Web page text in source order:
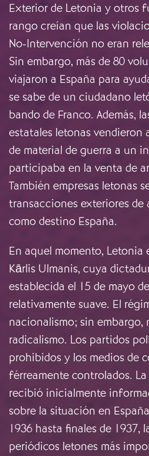
Exterior de Letonia y otros
rango creían que las
No-Intervención no eran
Sin embargo, más de 80
viajaron a España para
se sabe de un ciudadano
bando de Franco. Además,
estatales letonas vendieron
de material de guerra a un
participaba en la venta de
También empresas letonas
transacciones exteriores de
como destino España.
En aquel momento, Letonia
Kārlis Ulmanis, cuya
establecida el 15 de mayo
relativamente suave. El
nacionalismo; sin
radicalismo. Los partidos
prohibidos y los medios de
férreamente controlados.
recibió inicialmente
sobre la situación en
1936 hasta finales de 1937,
periódicos letones más